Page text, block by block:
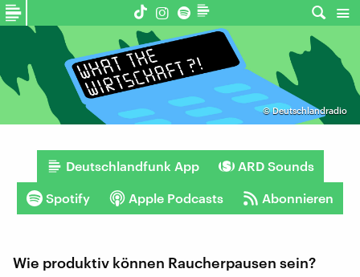
©Deutschlandradio
Deutschlandfunk App ARD Sounds
Spotify Apple Podcasts Abonnieren
Wie produktiv können Raucherpausen sein?